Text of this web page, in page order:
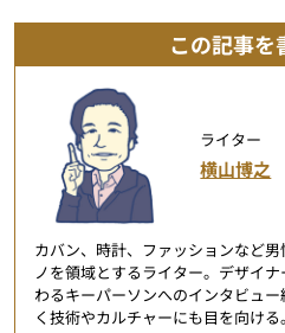
この記事を
ライター
横山博之
カバン、時計、ファッションなど
ノを領域とするライター。デザイ
わるキーパーソンへのインタビュ
く技術やカルチャーにも目を向ける。